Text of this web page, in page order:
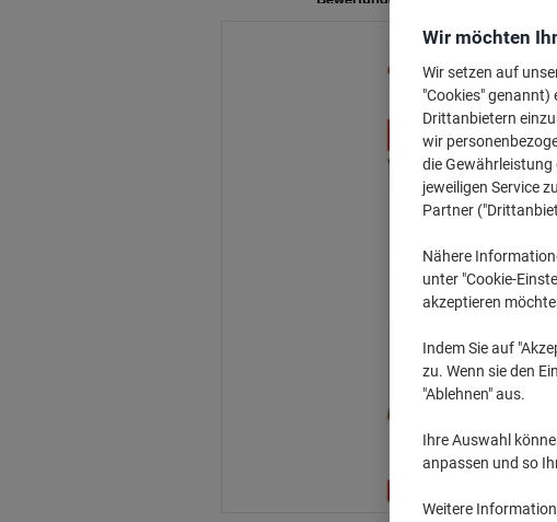
Wir möchten
Wir setzen auf
"Cookies" genannt)
Drittanbietern
wir
die
jeweiligen Service
Partner
Nähere
unter "Cookie-
akzeptieren
Indem Sie auf
zu. Wenn sie den
"Ablehnen" aus.
Ihre Auswahl
anpassen und so
Weitere